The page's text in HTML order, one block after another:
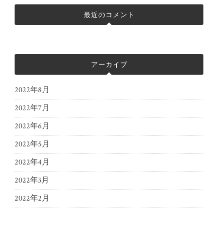
最近のコメント
アーカイブ
2022年8月
2022年7月
2022年6月
2022年5月
2022年4月
2022年3月
2022年2月